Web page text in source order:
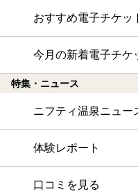
おすすめ電子チケッ
今月の新着電子チケ
特集・ニュース
ニフティ温泉ニュー
体験レポート
口コミを見る